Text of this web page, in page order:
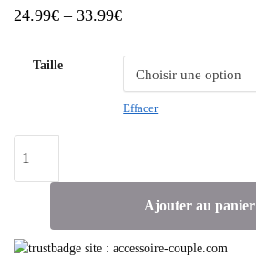
24.99€ – 33.99€
Taille
Effacer
Ajouter au panier